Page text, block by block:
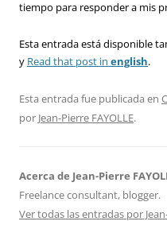
tiempo para responder a mis
Esta entrada está disponible
y Read that post in english.
Esta entrada fue publicada en
por Jean-Pierre FAYOLLE.
Acerca de Jean-Pierre
Freelance consultant, blogger.
Ver todas las entradas por